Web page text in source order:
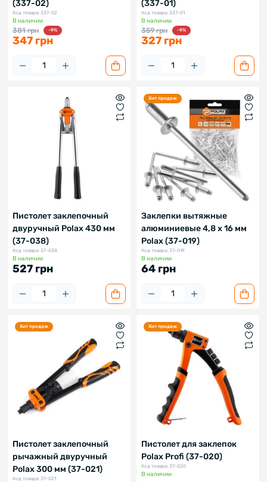
(337-02)
Код товара: 337-02
В наличии
381 грн -9%
347 грн
(337-01)
Код товара: 337-01
В наличии
359 грн -9%
327 грн
Пистолет заклепочный
двуручный Polax 430 мм
(37-038)
Код товара: 37-038
В наличии
527 грн
Хит продаж
Заклепки вытяжные
алюминиевые 4,8 х 16 мм
Polax (37-019)
Код товара: 37-019
В наличии
64 грн
Хит продаж
Пистолет заклепочный
рычажный двуручный
Polax 300 мм (37-021)
Код товара: 37-021
Хит продаж
Пистолет для заклепок
Polax Profi (37-020)
Код товара: 37-020
В наличии